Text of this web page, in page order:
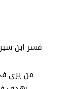
فسر ابن
من يرى